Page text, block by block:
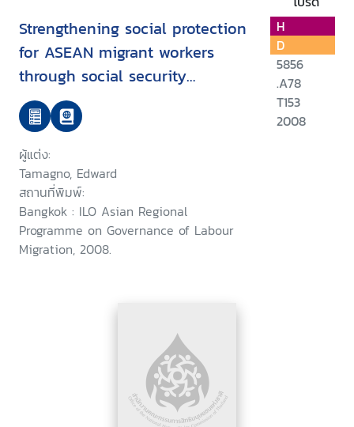
Strengthening social protection
for ASEAN migrant workers
through social security
agreements
ผู้แต่ง:
Tamagno, Edward
สถานที่พิมพ์:
Bangkok : ILO Asian Regional
Programme on Governance of Labour
Migration, 2008.
H
D
5856
.A78
T153
2008